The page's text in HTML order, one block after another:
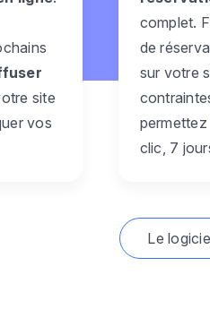
site
vos
complet.
de
sur votre
clic, 7
Le